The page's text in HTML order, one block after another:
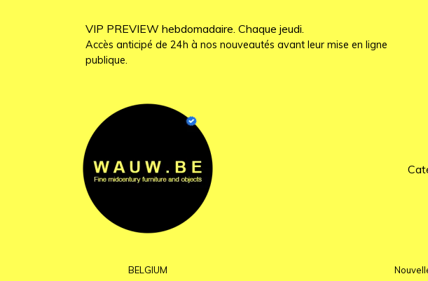
VIP PREVIEW hebdomadaire. Chaque jeudi.
Accès anticipé de 24h à nos nouveautés avant leur mise en ligne
publique.
BELGIUM